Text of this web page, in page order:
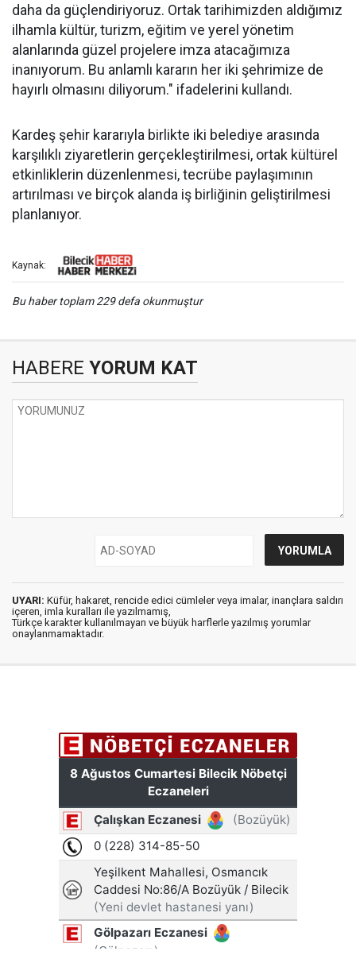
daha da güçlendiriyoruz. Ortak tarihimizden aldığımız
ilhamla kültür, turizm, eğitim ve yerel yönetim
alanlarında güzel projelere imza atacağımıza
inanıyorum. Bu anlamlı kararın her iki şehrimize de
hayırlı olmasını diliyorum." ifadelerini kullandı.
Kardeş şehir kararıyla birlikte iki belediye arasında
karşılıklı ziyaretlerin gerçekleştirilmesi, ortak kültürel
etkinliklerin düzenlenmesi, tecrübe paylaşımının
artırılması ve birçok alanda iş birliğinin geliştirilmesi
planlanıyor.
Kaynak:
Bu haber toplam 229 defa okunmuştur
HABERE YORUM KAT
UYARI: Küfür, hakaret, rencide edici cümleler veya imalar, inançlara saldırı
içeren, imla kuralları ile yazılmamış,
Türkçe karakter kullanılmayan ve büyük harflerle yazılmış yorumlar
onaylanmamaktadır.